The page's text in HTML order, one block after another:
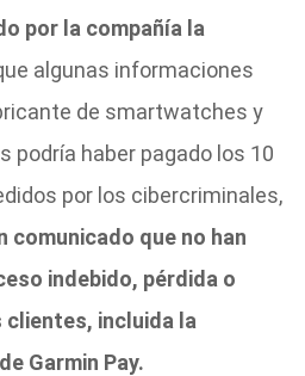
por la compañía la
algunas informaciones
de smartwatches y
podría haber pagado los 10
por los cibercriminales,
comunicado que no han
indebido, pérdida o
incluida la
Garmin Pay.